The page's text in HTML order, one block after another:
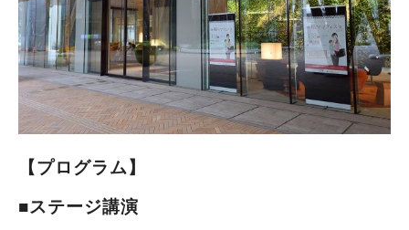
【プログラム】
■ステージ講演